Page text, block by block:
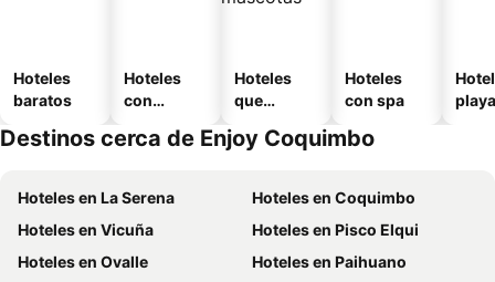
Hoteles
baratos
Hoteles
con
Hoteles
que
mascotas
Hoteles
con spa
playa
Destinos cerca de Enjoy Coquimbo
Hoteles en La Serena
Hoteles en Coquimbo
Hoteles en Vicuña
Hoteles en Pisco Elqui
Hoteles en Ovalle
Hoteles en Paihuano